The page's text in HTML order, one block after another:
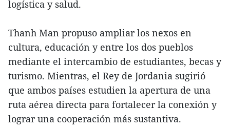
logística y salud.
Thanh Man propuso ampliar los nexos en
cultura, educación y entre los dos pueblos
mediante el intercambio de estudiantes, becas y
turismo. Mientras, el Rey de Jordania sugirió
que ambos países estudien la apertura de una
ruta aérea directa para fortalecer la conexión y
lograr una cooperación más sustantiva.